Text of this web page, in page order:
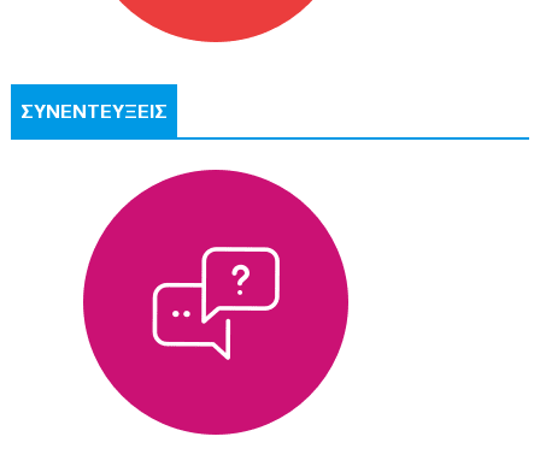
ΣΥΝΕΝΤΕΥΞΕΙΣ